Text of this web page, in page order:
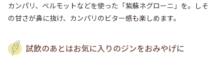
カンパリ、ベルモットなどを使った「紫蘇ネグローニ」を。しそ
の甘さが鼻に抜け、カンパリのビター感も楽しめます。
試飲のあとはお気に入りのジンをおみやげに